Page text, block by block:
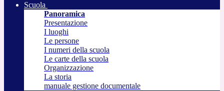
Scuola
Panoramica
Presentazione
I luoghi
Le persone
I numeri della scuola
Le carte della scuola
Organizzazione
La storia
manuale gestione documentale